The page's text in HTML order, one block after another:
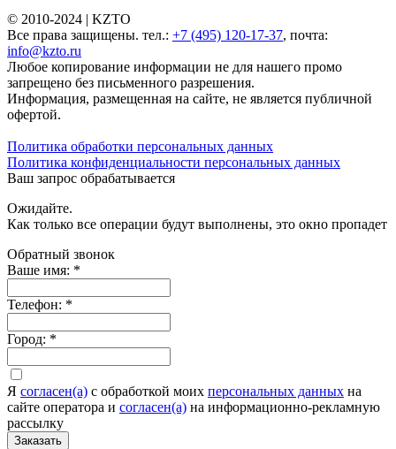
© 2010-2024 | KZTO
Все права защищены. тел.: +7 (495) 120-17-37, почта:
info@kzto.ru
Любое копирование информации не для нашего промо
запрещено без письменного разрешения.
Информация, размещенная на сайте, не является публичной
офертой.
Политика обработки персональных данных
Политика конфиденциальности персональных данных
Ваш запрос обрабатывается
Ожидайте.
Как только все операции будут выполнены, это окно пропадет
Обратный звонок
Ваше имя: *
Телефон: *
Город: *
Я согласен(а) c обработкой моих персональных данных на
сайте оператора и согласен(а) на информационно-рекламную
рассылку
Заказать